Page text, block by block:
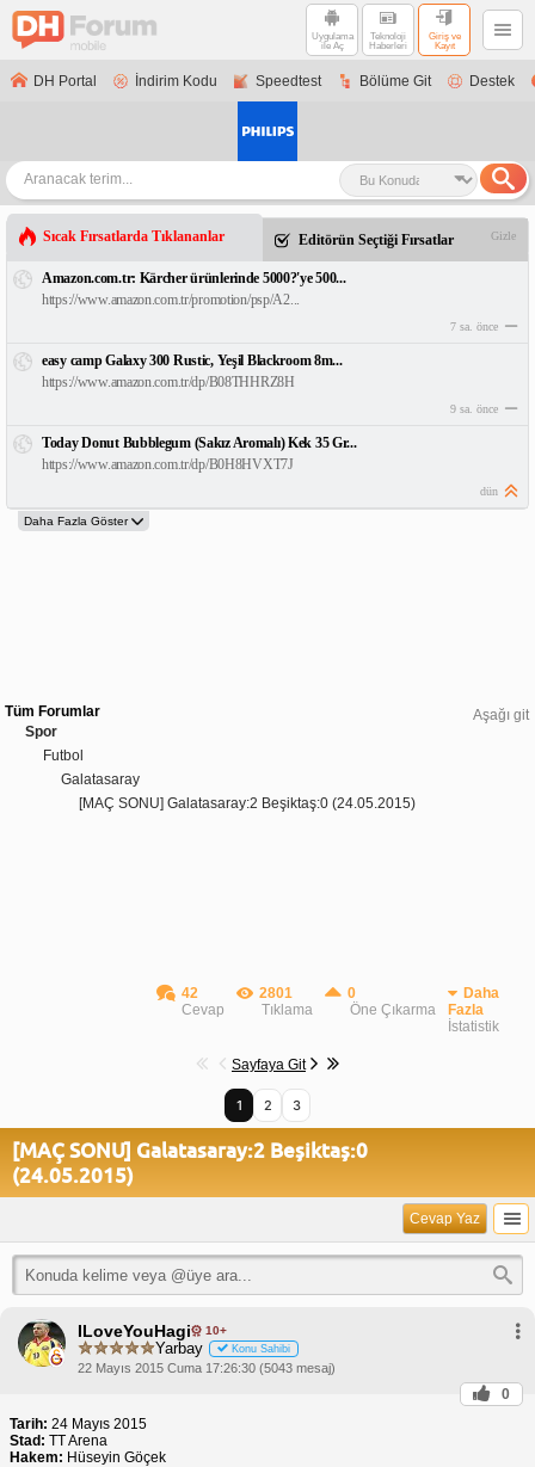
Uygulama
ile Aç
Teknoloji
Haberleri
Giriş ve
Kayıt
DH Portal İndirim Kodu Speedtest Bölüme Git Destek
Sıcak Fırsatlarda Tıklananlar Editörün Seçtiği Fırsatlar Gizle
Amazon.com.tr: Kärcher ürünlerinde 5000?'ye 500...
https://www.amazon.com.tr/promotion/psp/A2...
7 sa. önce
easy camp Galaxy 300 Rustic, Yeşil Blackroom 8m...
https://www.amazon.com.tr/dp/B08THHRZ8H
9 sa. önce
Today Donut Bubblegum (Sakız Aromalı) Kek 35 Gr...
https://www.amazon.com.tr/dp/B0H8HVXT7J
dün
Aşağı git
Tüm Forumlar
Spor
Futbol
Galatasaray
[MAÇ SONU] Galatasaray:2 Beşiktaş:0 (24.05.2015)
42
Cevap
2801
Tıklama
0
Öne Çıkarma
Daha
Fazla
İstatistik
Sayfaya Git
1 2 3
[MAÇ SONU] Galatasaray:2 Beşiktaş:0
(24.05.2015)
Cevap Yaz
ILoveYouHagi 10+
Yarbay Konu Sahibi
22 Mayıs 2015 Cuma 17:26:30 (5043 mesaj)
0
Tarih: 24 Mayıs 2015
Stad: TT Arena
Hakem: Hüseyin Göçek